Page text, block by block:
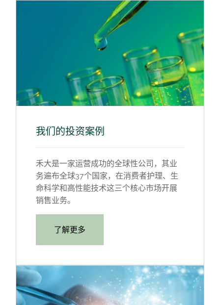
我们的投资案例
禾大是一家运营成功的全球性公司，其业
务遍布全球37个国家，在消费者护理、生
命科学和高性能技术这三个核心市场开展
销售业务。
了解更多